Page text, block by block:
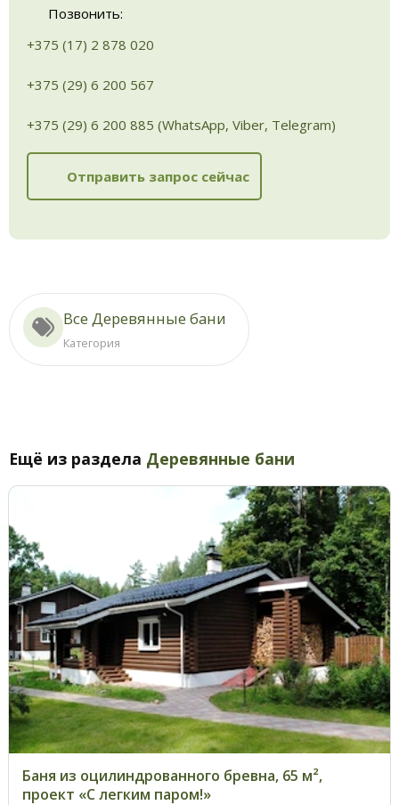
Позвонить:
+375 (17) 2 878 020
+375 (29) 6 200 567
+375 (29) 6 200 885 (WhatsApp, Viber, Telegram)
Отправить запрос сейчас
Все Деревянные бани
Категория
Ещё из раздела Деревянные бани
Баня из оцилиндрованного бревна, 65 м²,
проект «С легким паром!»